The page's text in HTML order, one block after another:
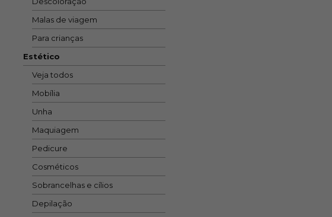
Malas de viagem
Para crianças
Estético
Veja todos
Mobília
Unha
Maquiagem
Pedicure
Cosméticos
Sobrancelhas e cílios
Depilação